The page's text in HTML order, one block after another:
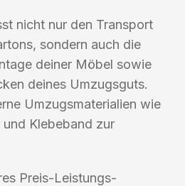
nicht nur den Transport
sondern auch die
deiner Möbel sowie
deines Umzugsguts.
Umzugsmaterialien wie
Klebeband zur
Preis-Leistungs-